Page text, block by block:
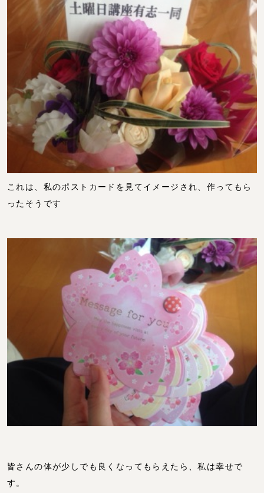
これは、私のポストカードを見てイメージされ、作ってもら
ったそうです
皆さんの体が少しでも良くなってもらえたら、私は幸せで
す。